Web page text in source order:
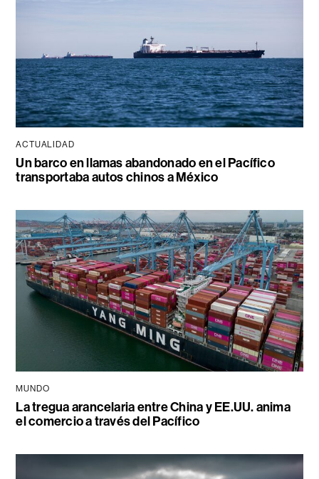
ACTUALIDAD
Un barco en llamas abandonado en el Pacífico
transportaba autos chinos a México
MUNDO
La tregua arancelaria entre China y EE.UU. anima
el comercio a través del Pacífico